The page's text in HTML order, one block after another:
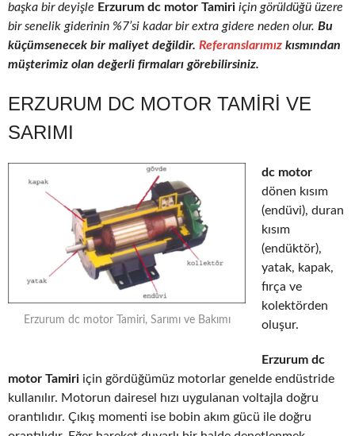
başka bir deyişle Erzurum dc motor Tamiri için görüldüğü üzere
bir senelik giderinin %7’si kadar bir extra gidere neden olur. Bu
küçümsenecek bir maliyet değildir. Referanslarımız kısmından
müşterimiz olan değerli firmaları görebilirsiniz.
ERZURUM DC MOTOR TAMIRI VE
SARIMI
Erzurum dc motor Tamiri, Sarımı ve Bakımı
dc motor
dönen kısım
(endüvi), duran
kısım
(endüktör),
yatak, kapak,
fırça ve
kolektörden
oluşur.
Erzurum dc
motor Tamiri için gördüğümüz motorlar genelde endüstride
kullanılır. Motorun dairesel hızı uygulanan voltajla doğru
orantılıdır. Çıkış momenti ise bobin akım gücü ile doğru